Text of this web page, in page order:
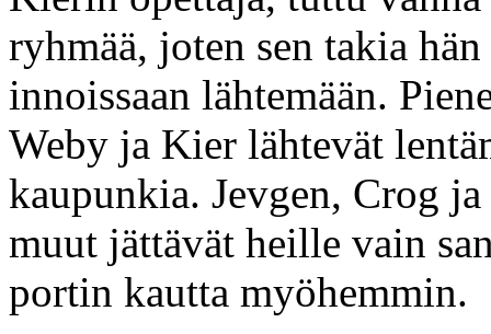
ryhmää, joten sen takia
innoissaan lähtemään.
Weby ja Kier lähtevät
kaupunkia. Jevgen, Crog
muut jättävät heille vain
portin kautta myöhemmin.